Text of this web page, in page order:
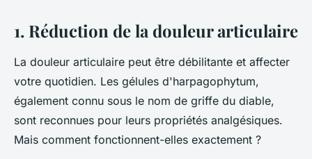
1. Réduction de la douleur articulaire
La douleur articulaire peut être débilitante et affecter
votre quotidien. Les gélules d'harpagophytum,
également connu sous le nom de griffe du diable,
sont reconnues pour leurs propriétés analgésiques.
Mais comment fonctionnent-elles exactement ?